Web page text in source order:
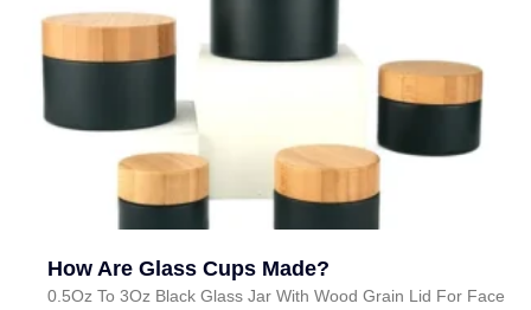
How Are Glass Cups Made?
0.5Oz To 3Oz Black Glass Jar With Wood Grain Lid For Face